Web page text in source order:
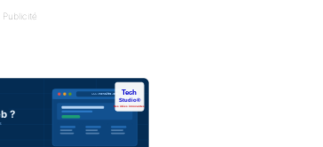
Publicité